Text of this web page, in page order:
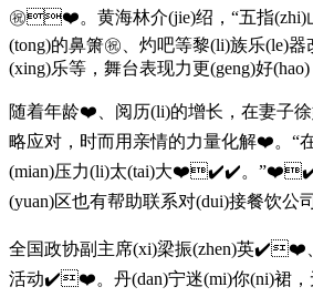
㊗️❤️。黄海林介(jie)绍，“五指(zhi)
(tong)的鼻箫㊗️、灼吧等黎(li)族乐
(xing)乐等，舞台表现力更(geng)好
随着年龄❤️、阅历(li)的增长，在妻
略应对，时而用亲情的力量化解❤️
(mian)压力(li)太(tai)大❤️✔️✔️。
(yuan)区也有帮助联系对(dui)接餐饮公
全国政协副主席(xi)梁振(zhen)英
活动✔️❤️。丹(dan)宁迷(mi)你(ni)裙